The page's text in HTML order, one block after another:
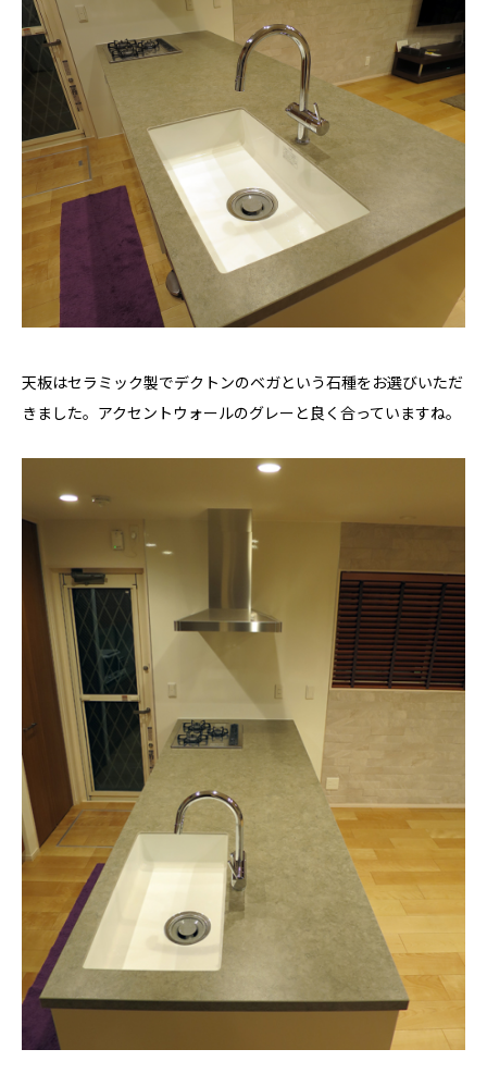
天板はセラミック製でデクトンのベガという石種をお選びいただ
きました。アクセントウォールのグレーと良く合っていますね。